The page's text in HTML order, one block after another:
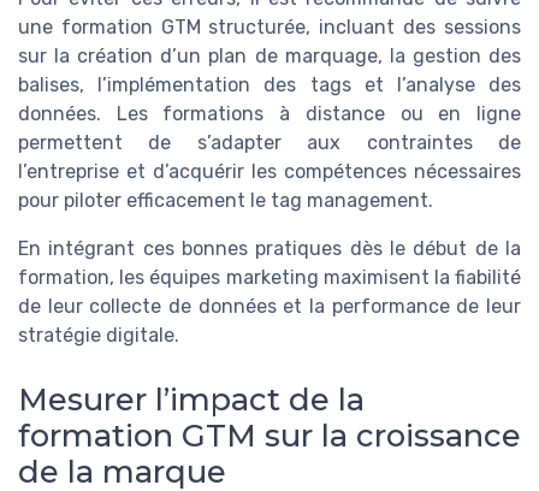
une formation GTM structurée, incluant des sessions
sur la création d’un plan de marquage, la gestion des
balises, l’implémentation des tags et l’analyse des
données. Les formations à distance ou en ligne
permettent de s’adapter aux contraintes de
l’entreprise et d’acquérir les compétences nécessaires
pour piloter efficacement le tag management.
En intégrant ces bonnes pratiques dès le début de la
formation, les équipes marketing maximisent la fiabilité
de leur collecte de données et la performance de leur
stratégie digitale.
Mesurer l’impact de la
formation GTM sur la croissance
de la marque